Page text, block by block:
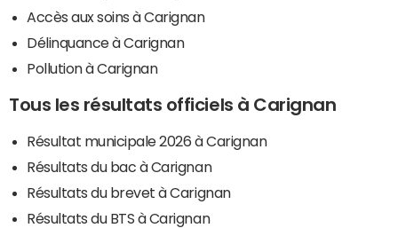
Accès aux soins à Carignan
Délinquance à Carignan
Pollution à Carignan
Tous les résultats officiels à Carignan
Résultat municipale 2026 à Carignan
Résultats du bac à Carignan
Résultats du brevet à Carignan
Résultats du BTS à Carignan